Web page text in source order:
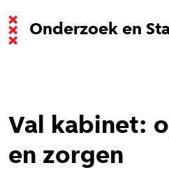
Onderzoek en
Val kabinet:
en zorgen